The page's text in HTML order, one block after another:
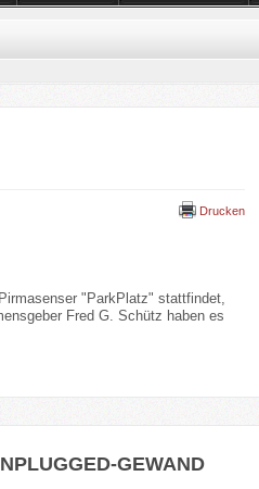
Drucken
"ParkPlatz" stattfindet,
Fred G. Schütz haben es
GEWAND